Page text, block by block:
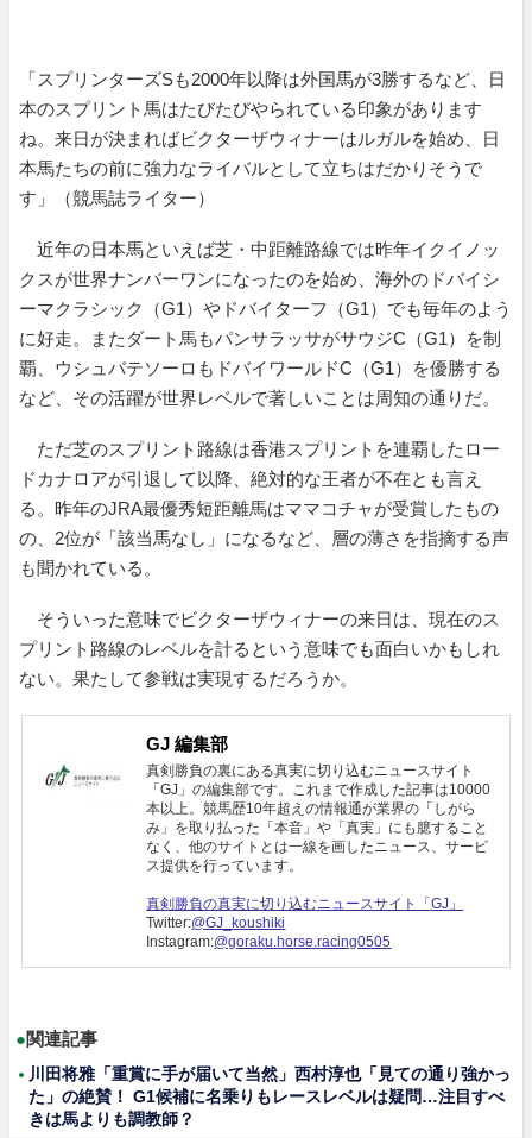
「スプリンターズSも2000年以降は外国馬が3勝するなど、日
本のスプリント馬はたびたびやられている印象があります
ね。来日が決まればビクターザウィナーはルガルを始め、日
本馬たちの前に強力なライバルとして立ちはだかりそうで
す」（競馬誌ライター）
近年の日本馬といえば芝・中距離路線では昨年イクイノッ
クスが世界ナンバーワンになったのを始め、海外のドバイシ
ーマクラシック（G1）やドバイターフ（G1）でも毎年のよう
に好走。またダート馬もパンサラッサがサウジC（G1）を制
覇、ウシュバテソーロもドバイワールドC（G1）を優勝する
など、その活躍が世界レベルで著しいことは周知の通りだ。
ただ芝のスプリント路線は香港スプリントを連覇したロー
ドカナロアが引退して以降、絶対的な王者が不在とも言え
る。昨年のJRA最優秀短距離馬はママコチャが受賞したもの
の、2位が「該当馬なし」になるなど、層の薄さを指摘する声
も聞かれている。
そういった意味でビクターザウィナーの来日は、現在のス
プリント路線のレベルを計るという意味でも面白いかもしれ
ない。果たして参戦は実現するだろうか。
GJ 編集部
真剣勝負の裏にある真実に切り込むニュースサイト
「GJ」の編集部です。これまで作成した記事は10000
本以上。競馬歴10年超えの情報通が業界の「しがら
み」を取り払った「本音」や「真実」にも臆すること
なく、他のサイトとは一線を画したニュース、サービ
ス提供を行っています。
真剣勝負の真実に切り込むニュースサイト「GJ」
Twitter:@GJ_koushiki
Instagram:@goraku.horse.racing0505
●関連記事
川田将雅「重賞に手が届いて当然」西村淳也「見ての通り強かっ
た」の絶賛！ G1候補に名乗りもレースレベルは疑問…注目すべ
きは馬よりも調教師？